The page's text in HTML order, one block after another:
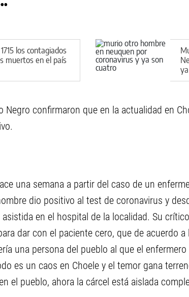
los contagiados
muertos en el país
Negro confirmaron que en la actualidad en
una semana a partir del caso de un
dio positivo al test de coronavirus y
en el hospital de la localidad. Su
dar con el paciente cero, que de acuerdo
una persona del pueblo al que el
es un caos en Choele y el temor gana
el pueblo, ahora la cárcel está aislada